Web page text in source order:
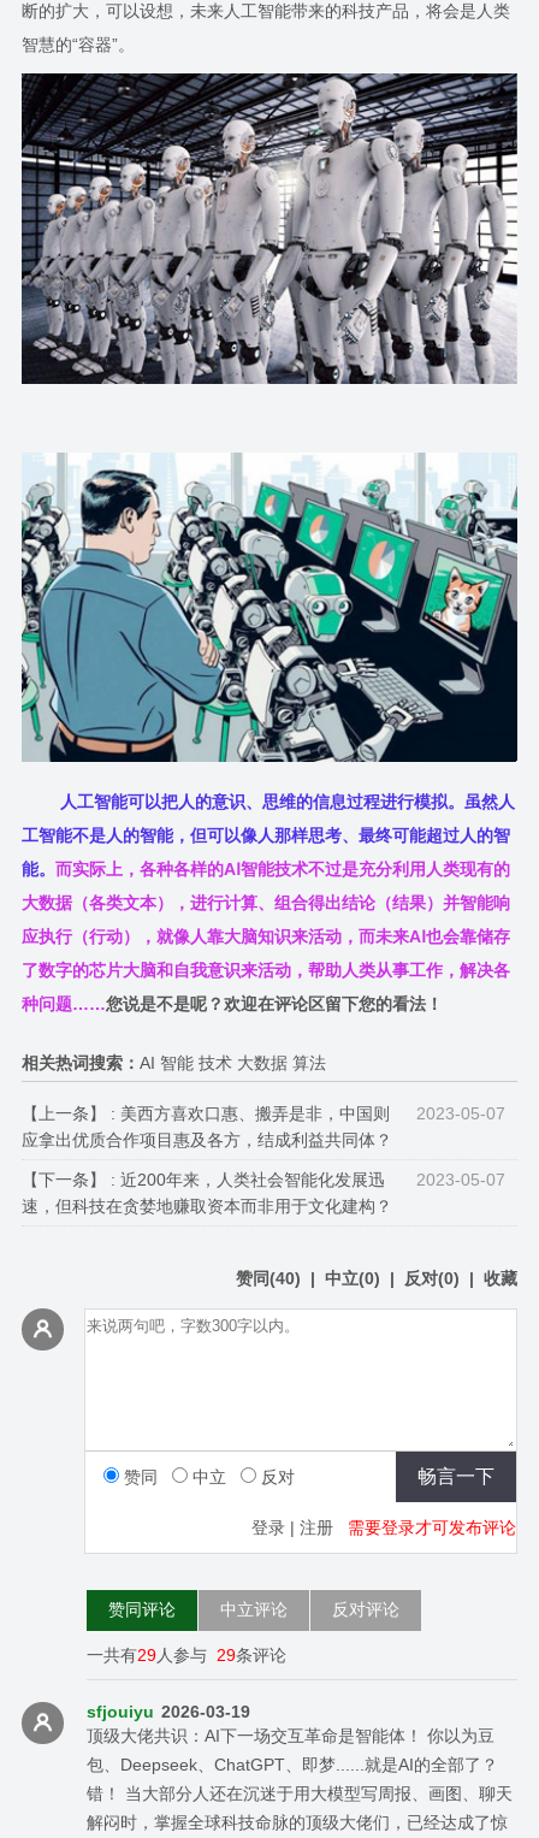
断的扩大，可以设想，未来人工智能带来的科技产品，将会是人类
智慧的“容器”。
人工智能可以把人的意识、思维的信息过程进行模拟。虽然人
工智能不是人的智能，但可以像人那样思考、最终可能超过人的智
能。 而实际上，各种各样的AⅠ智能技术不过是充分利用人类现有的
大数据（各类文本），进行计算、组合得出结论（结果）并智能响
应执行（行动），就像人靠大脑知识来活动，而未来AⅠ也会靠储存
了数字的芯片大脑和自我意识来活动，帮助人类从事工作，解决各
种问题……您说是不是呢？欢迎在评论区留下您的看法！
相关热词搜索： AI 智能 技术 大数据 算法
【上一条】 : 2023-05-07
美西方喜欢口惠、搬弄是非，中国则
应拿出优质合作项目惠及各方，结成利益共同体？
【下一条】 : 2023-05-07
近200年来，人类社会智能化发展迅
速，但科技在贪婪地赚取资本而非用于文化建构？
赞同(40) |中立(0) | 反对(0) |收藏
赞同 中立 反对
登录 |注册 需要登录才可发布评论
赞同评论 中立评论 反对评论
一共有29人参与 29条评论
sfjouiyu 2026-03-19
顶级大佬共识：AI下一场交互革命是智能体！ 你以为豆
包、Deepseek、ChatGPT、即梦......就是AI的全部了？
错！ 当大部分人还在沉迷于用大模型写周报、画图、聊天
解闷时，掌握全球科技命脉的顶级大佬们，已经达成了惊